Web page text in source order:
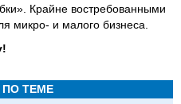
Крайне востребованными
микро- и малого бизнеса.
ТЕМЕ